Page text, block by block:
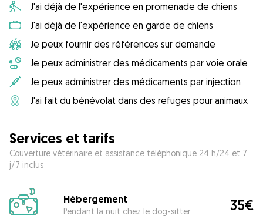
J'ai déjà de l'expérience en promenade de chiens
J'ai déjà de l'expérience en garde de chiens
Je peux fournir des références sur demande
Je peux administrer des médicaments par voie orale
Je peux administrer des médicaments par injection
J'ai fait du bénévolat dans des refuges pour animaux
Services et tarifs
Couverture vétérinaire et assistance téléphonique 24 h/24 et 7
j/7 inclus
Hébergement
Pendant la nuit chez le dog-sitter 35€